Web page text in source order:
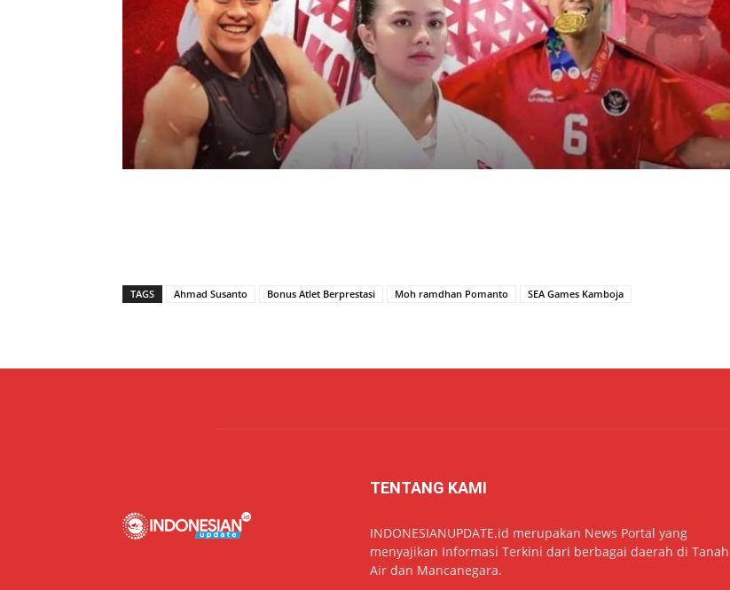
TAGS Ahmad Susanto Bonus Atlet Berprestasi Moh ramdhan Pomanto SEA Games Kamboja
TENTANG KAMI
INDONESIANUPDATE.id merupakan News Portal yang
menyajikan Informasi Terkini dari berbagai daerah di Tanah
Air dan Mancanegara.